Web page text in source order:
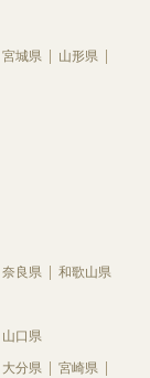
宮城県
山形県
奈良県 和歌山県
山口県
大分県
宮崎県